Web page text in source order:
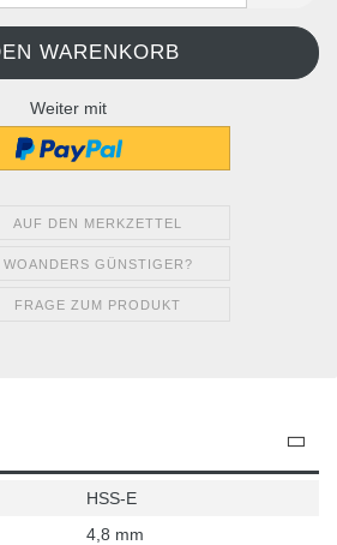
Weiter mit
AUF DEN MERKZETTEL
WOANDERS GÜNSTIGER?
FRAGE ZUM PRODUKT
HSS-E
4,8 mm